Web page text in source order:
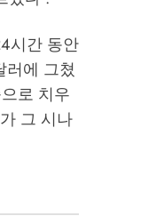
시간 동안
에 그쳤
로 치우
그 시나